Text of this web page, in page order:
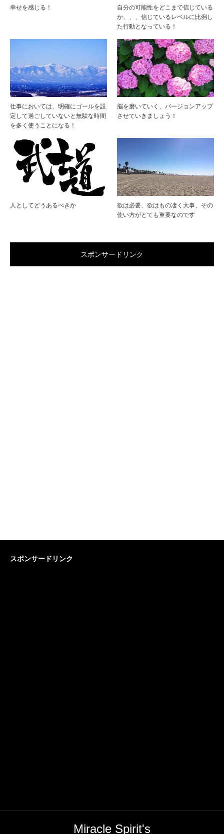
幸せを感じる！
自分の可能性をどこまで信じている
か、、、信じているレベルに比例し
た行動となっている！
仕事においては、明確にゴールを設
定して過ごしていないと無駄な時間
を多く使うことになる！
脳を磨いていく、バージョンアップ
させていきましょう！
人としてどうあるべきか
欲は必要、欲はもの凄く大事、その
使い方がとても重要なのです
スポンサードリンク
スポンサードリンク
Miracle Spirit's